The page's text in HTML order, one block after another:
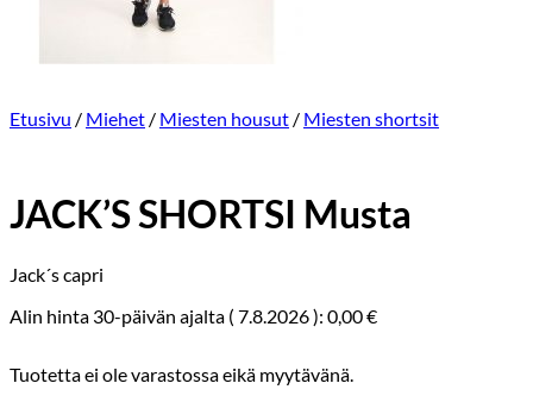
Etusivu / Miehet / Miesten housut / Miesten shortsit
JACK’S SHORTSI Musta
Jack´s capri
Alin hinta 30-päivän ajalta ( 7.8.2026): 0,00€
Tuotetta ei ole varastossa eikä myytävänä.